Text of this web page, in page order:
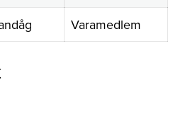
Varamedlem